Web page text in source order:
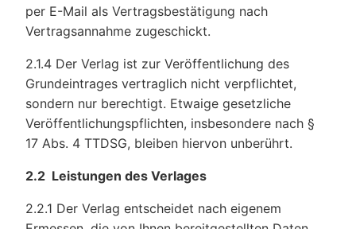
per E-Mail als Vertragsbestätigung nach
Vertragsannahme zugeschickt.
2.1.4 Der Verlag ist zur Veröffentlichung des
Grundeintrages vertraglich nicht verpflichtet,
sondern nur berechtigt. Etwaige gesetzliche
Veröffentlichungspflichten, insbesondere nach §
17 Abs. 4 TTDSG, bleiben hiervon unberührt.
2.2 Leistungen des Verlages
2.2.1 Der Verlag entscheidet nach eigenem